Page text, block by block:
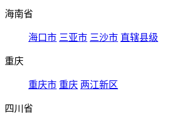
海南省
海口市 三亚市 三沙市 直辖县级
重庆
重庆市 重庆 两江新区
四川省